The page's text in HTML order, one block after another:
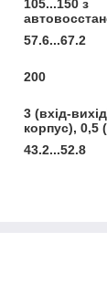
105...150 з
57.6...67.2
200
3 (вхід-
корпус), 0,5
43.2...52.8